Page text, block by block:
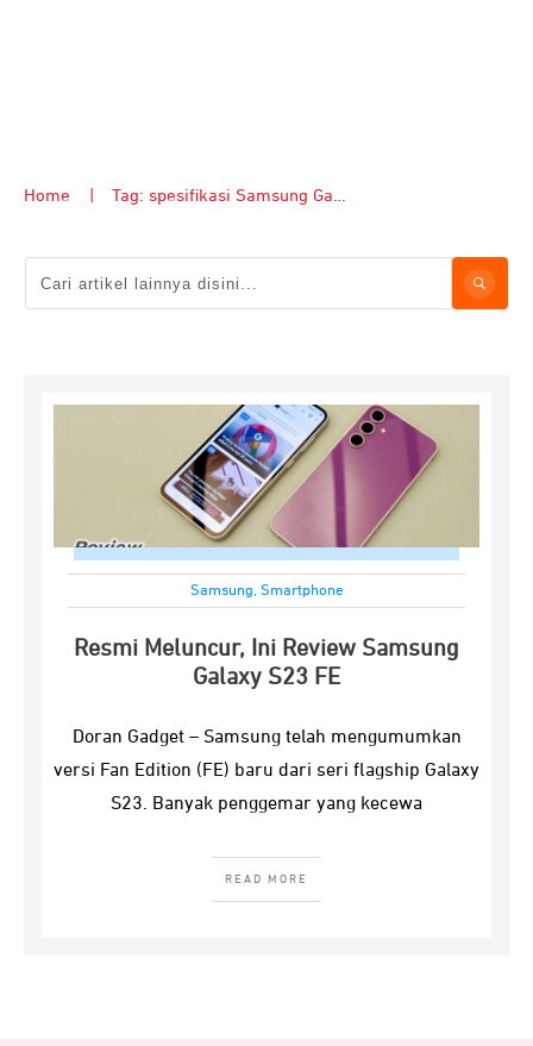
Home Tag: spesifikasi Samsung Galaxy S23 FE
Samsung, Smartphone
Resmi Meluncur, Ini Review Samsung
Galaxy S23 FE
Doran Gadget – Samsung telah mengumumkan
versi Fan Edition (FE) baru dari seri flagship Galaxy
S23. Banyak penggemar yang kecewa
READ MORE